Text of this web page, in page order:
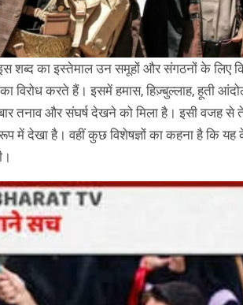
का इस्तेमाल उन समूहों और संगठनों के लिए
का विरोध करते हैं। इसमें हमास, हिज़्बुल्लाह, हूती
तनाव और संघर्ष देखने को मिला है। इसी वजह से
में देखा है। वहीं कुछ विशेषज्ञों का कहना है कि